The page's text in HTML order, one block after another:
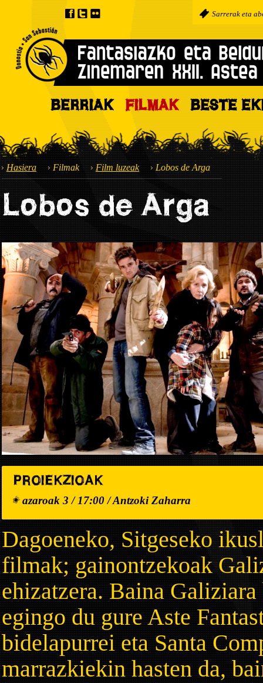
Sarrerak eta
BERRIAK FILMAK BESTE
Hasiera Filmak Film luzeak Lobos de Arga
Lobos de Arga
PROIEKZIOAK
azaroak 3 / 17:00 / Antzoki Zaharra
Dagoeneko, Sitgeseko
filmak; gainontzekoak
ehizatzera. Baina
egingo du gure Aste
bidelapurrei eta Santa
marrazkiekin hasten da,